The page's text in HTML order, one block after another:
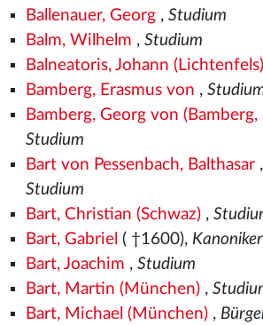
Ballenauer, Georg, Studium
Balm, Wilhelm , Studium
Balneatoris, Johann (Lichtenfels)
Bamberg, Erasmus von ,
Bamberg, Georg von
Studium
Bart von Pessenbach, Balthasar
Studium
Bart, Christian (Schwaz),
Bart, Gabriel ( †1600),
Bart, Joachim , Studium
Bart, Martin (München),
Bart, Michael (München),